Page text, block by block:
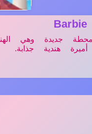
محطة جديدة وهي
هندية جذابة.